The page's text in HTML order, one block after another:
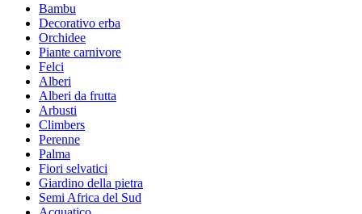
Bambu
Decorativo erba
Orchidee
Piante carnivore
Felci
Alberi
Alberi da frutta
Arbusti
Climbers
Perenne
Palma
Fiori selvatici
Giardino della pietra
Semi Africa del Sud